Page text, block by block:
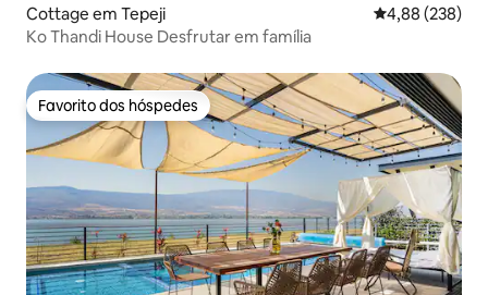
Cottage em Tepeji Classificação
4,88 (238)
Ko Thandi House Desfrutar em família
Favorito dos hóspedes
Favorito dos hóspedes